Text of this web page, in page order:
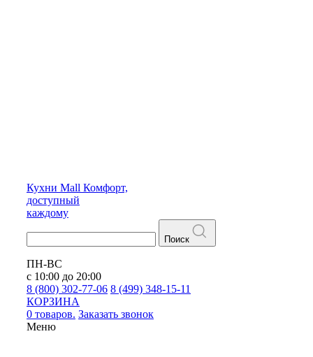
Кухни Mall Комфорт,
доступный
каждому
Поиск
ПН-ВС
с 10:00 до 20:00
8 (800) 302-77-06 8 (499) 348-15-11
КОРЗИНА
0 товаров. Заказать звонок
Меню